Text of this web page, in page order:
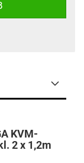
KVM-
2 x 1,2m